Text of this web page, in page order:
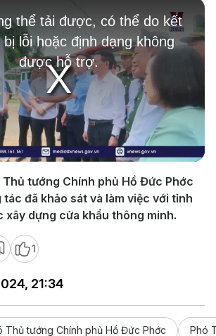
Play
Video
thể tải được, có thể do kết
bị lỗi hoặc định dạng không
được hỗ trợ.
tướng Chính phủ Hồ Đức Phớc
đã khảo sát và làm việc với tỉnh
xây dựng cửa khẩu thông minh.
1
21:34
Thủ tướng Chính phủ Hồ Đức Phớc Phó